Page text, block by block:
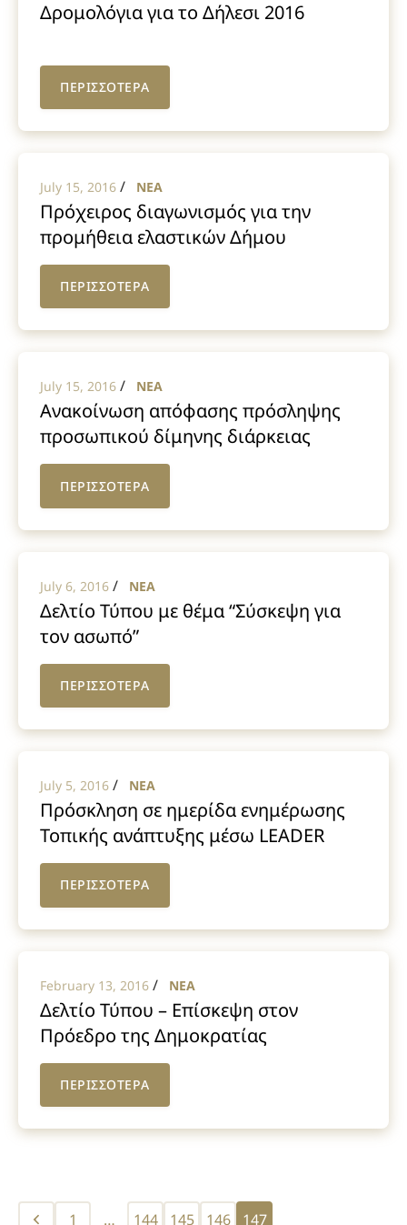
Δρομολόγια για το Δήλεσι 2016
ΠΕΡΙΣΣΟΤΕΡΑ
July 15, 2016 / NEA
Πρόχειρος διαγωνισμός για την
προμήθεια ελαστικών Δήμου
Τανάγρας 2016
ΠΕΡΙΣΣΟΤΕΡΑ
July 15, 2016 / NEA
Ανακοίνωση απόφασης πρόσληψης
προσωπικού δίμηνης διάρκειας
Δήμου Τανάγρας 2016
ΠΕΡΙΣΣΟΤΕΡΑ
July 6, 2016 / NEA
Δελτίο Τύπου με θέμα “Σύσκεψη για
τον ασωπό”
ΠΕΡΙΣΣΟΤΕΡΑ
July 5, 2016 / NEA
Πρόσκληση σε ημερίδα ενημέρωσης
Τοπικής ανάπτυξης μέσω LEADER
ΠΕΡΙΣΣΟΤΕΡΑ
February 13, 2016 / NEA
Δελτίο Τύπου – Επίσκεψη στον
Πρόεδρο της Δημοκρατίας
ΠΕΡΙΣΣΟΤΕΡΑ
1 … 144 145 146 147